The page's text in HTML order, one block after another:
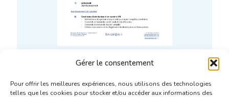
Gérer le consentement
Pour offrir les meilleures expériences, nous utilisons des technologies
telles que les cookies pour stocker et/ou accéder aux informations des
[FR] Procès-verbal de la
le SPF Justice et les